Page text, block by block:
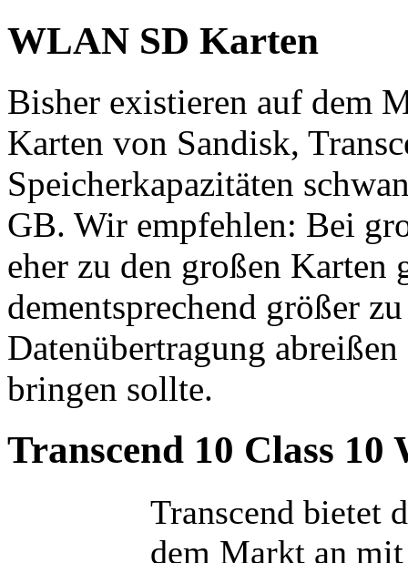
WLAN SD Karten
Bisher existieren auf dem
Karten von Sandisk,
Speicherkapazitäten
GB. Wir empfehlen: Bei
eher zu den großen
dementsprechend größer
Datenübertragung
bringen sollte.
Transcend 10 Class
Transcend bietet
dem Markt an